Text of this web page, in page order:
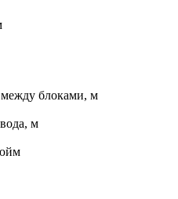
блоками, м
м